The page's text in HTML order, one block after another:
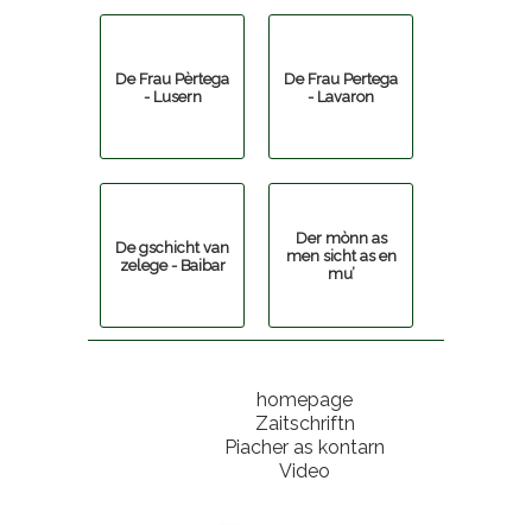
De Frau Pèrtega
- Lusern
De Frau Pertega
- Lavaron
De gschicht van
zelege - Baibar
Der mònn as
men sicht as en
mu’
homepage
Zaitschriftn
Piacher as kontarn
Video